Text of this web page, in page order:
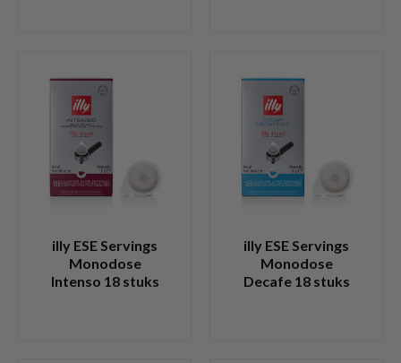
illy ESE Servings
Monodose
Intenso 18 stuks
illy ESE Servings
Monodose
Decafe 18 stuks